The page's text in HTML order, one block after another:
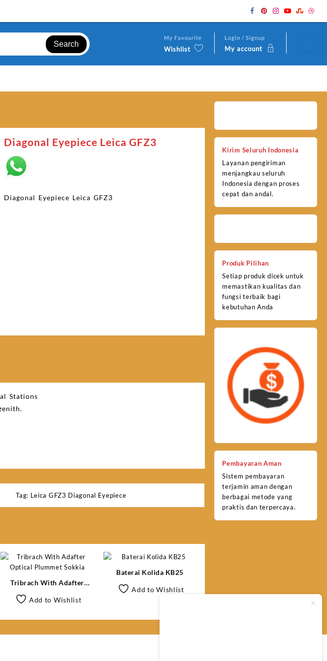
Search
My Favourite
Wishlist
Login / Signup
My account
Diagonal Eyepiece Leica GFZ3
Diagonal Eyepiece Leica GFZ3
Stations
Tag: Leica GFZ3 Diagonal Eyepiece
Tribrach With Adafter
Optical Plummet Sokkia
Add to Wishlist
Baterai Kolida KB25
Add to Wishlist
Kirim Seluruh Indonesia
Layanan pengiriman
menjangkau seluruh
Indonesia dengan proses
cepat dan andal.
Produk Pilihan
Setiap produk dicek untuk
memastikan kualitas dan
fungsi terbaik bagi
kebutuhan Anda
Pembayaran Aman
Sistem pembayaran
terjamin aman dengan
berbagai metode yang
praktis dan terpercaya.